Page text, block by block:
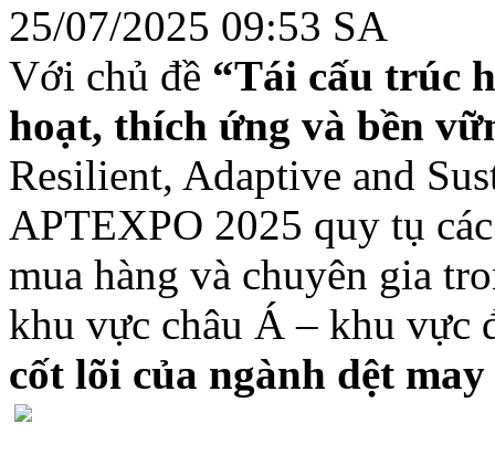
25/07/2025 09:53 SA
Với chủ đề “Tái cấu trúc
hoạt, thích ứng và bền
Resilient, Adaptive and
APTEXPO 2025 quy tụ
mua hàng và chuyên gia
khu vực châu Á – khu vực
cốt lõi của ngành dệt